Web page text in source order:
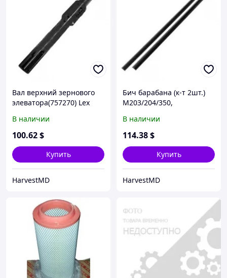
Вал верхний зернового
элеватора(757270) Lex
В наличии
100.62$
Купить
HarvestMD
Бич барабана (к-т 2шт.)
М203/204/350,
В наличии
114.38$
Купить
HarvestMD